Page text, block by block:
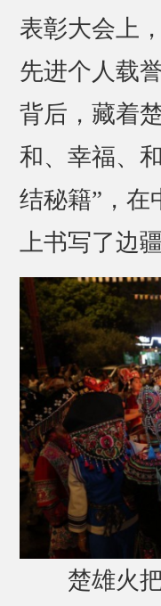
表彰大会上
先进个人载
背后，藏着
和、幸福、
结秘籍”，在
上书写了边
楚雄火